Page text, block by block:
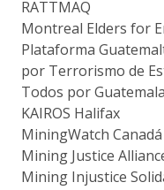
RATTMAQ
Montreal Elders for
Plataforma
por Terrorismo de
Todos por
KAIROS Halifax
MiningWatch Canadá
Mining Justice
Mining Injustice